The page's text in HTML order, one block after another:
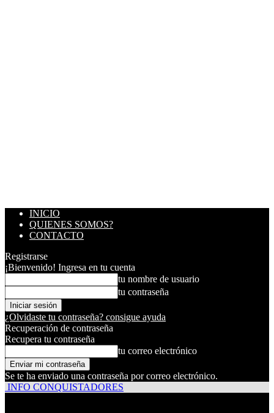
INICIO
QUIENES SOMOS?
CONTACTO
Registrarse
¡Bienvenido! Ingresa en tu cuenta
tu nombre de usuario
tu contraseña
¿Olvidaste tu contraseña? consigue ayuda
Recuperación de contraseña
Recupera tu contraseña
tu correo electrónico
Se te ha enviado una contraseña por correo electrónico.
INFO CONQUISTADORES